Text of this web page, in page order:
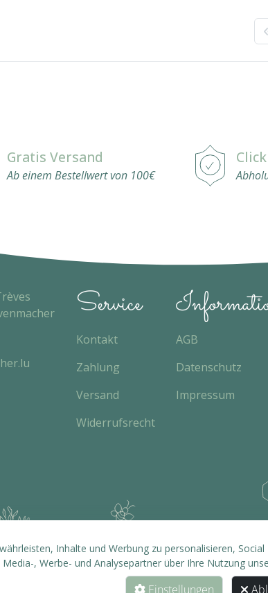
Inhalte und Werbung zu personalisieren,
, Werbe- und Analysepartner über Ihre Nutzung
Einstellungen
Gratis Versand
Ab einem Bestellwert von 100€
Service
Kontakt
Zahlung
Versand
Widerrufsrecht
AGB
Datenschutz
Impressum